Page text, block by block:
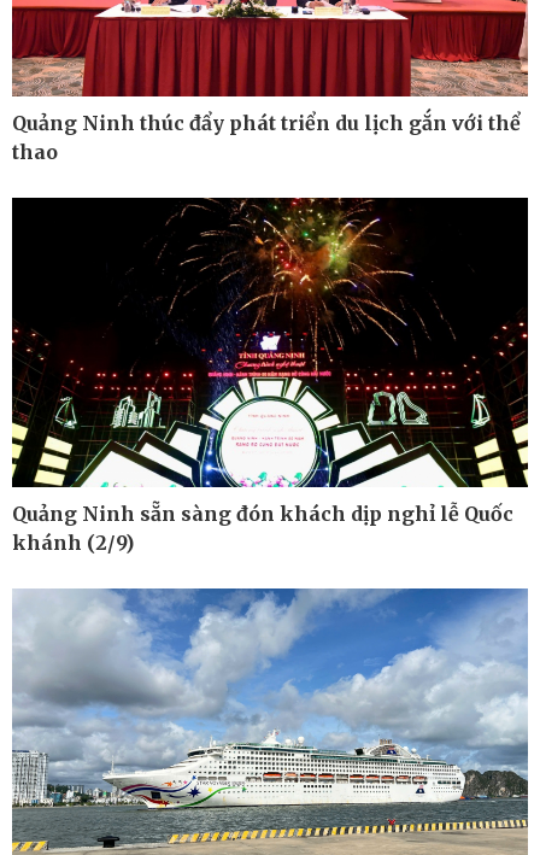
Bất động sản
Thị trường
Giá vàng
Tiêu dùng
Tỷ giá
Chứng khoán
Giá cà phê
Tin nóng
Tư vấn luật
Thể thao
Pickleball
Bóng đá quốc tế
Bóng đá Việt Nam
Thế giới thể thao
Lịch thi đấu bóng đá
eSports
Hậu trường
Quảng Ninh thúc đẩy phát triển du lịch gắn với thể
thao
Quảng Ninh sẵn sàng đón khách dịp nghỉ lễ Quốc
khánh (2/9)